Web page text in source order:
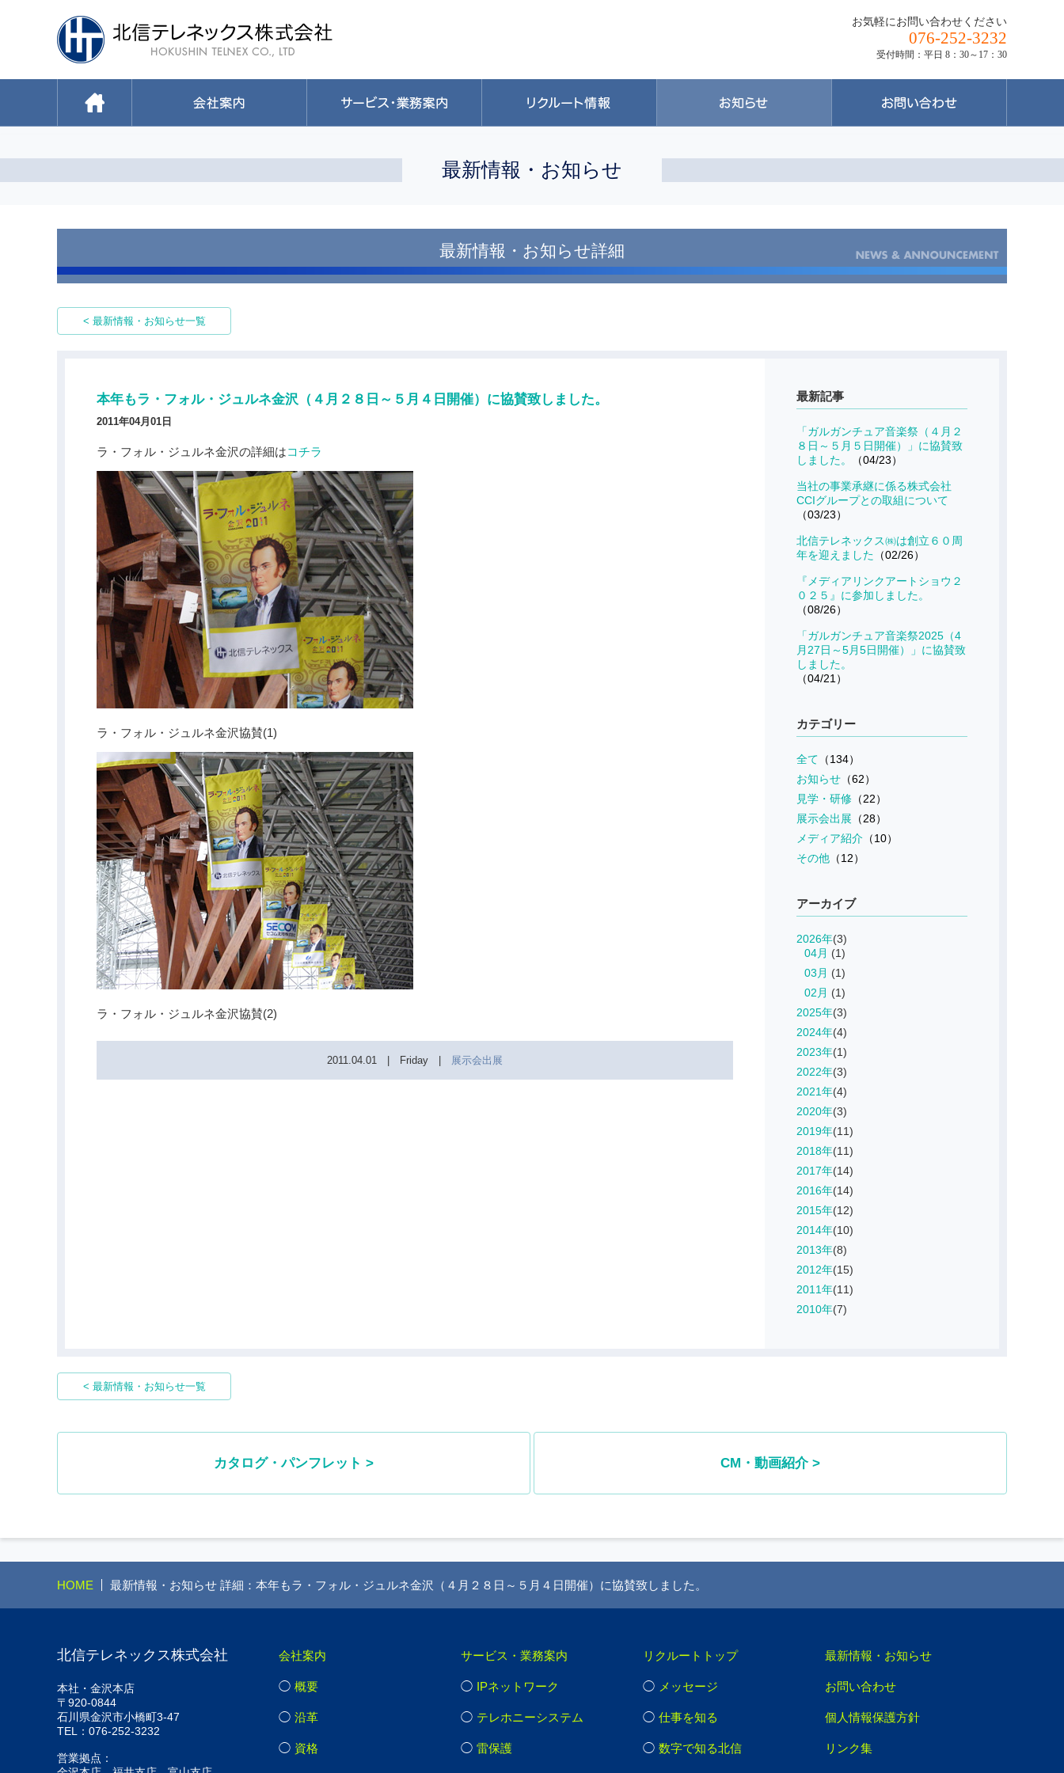
お気軽にお問い合わせください
076-252-3232
受付時間：平日 8：30～17：30
最新情報・お知らせ
最新情報・お知らせ詳細
< 最新情報・お知らせ一覧
本年もラ・フォル・ジュルネ金沢（４月２８日～５月４日開催）に協賛致しました。
2011年04月01日
ラ・フォル・ジュルネ金沢の詳細はコチラ
ラ・フォル・ジュルネ金沢協賛(1)
ラ・フォル・ジュルネ金沢協賛(2)
2011.04.01 | Friday | 展示会出展
最新記事
「ガルガンチュア音楽祭（４月２
８日～５月５日開催）」に協賛致
しました。
（04/23）
当社の事業承継に係る株式会社
CCIグループとの取組について
（03/23）
北信テレネックス㈱は創立６０周
年を迎えました （02/26）
『メディアリンクアートショウ２
０２５』に参加しました。
（08/26）
「ガルガンチュア音楽祭2025（4
月27日～5月5日開催）」に協賛致
しました。
（04/21）
カテゴリー
全て （134）
お知らせ （62）
見学・研修 （22）
展示会出展 （28）
メディア紹介 （10）
その他 （12）
アーカイブ
2026年(3)
04月 (1)
03月 (1)
02月 (1)
2025年(3)
2024年(4)
2023年(1)
2022年(3)
2021年(4)
2020年(3)
2019年(11)
2018年(11)
2017年(14)
2016年(14)
2015年(12)
2014年(10)
2013年(8)
2012年(15)
2011年(11)
2010年(7)
< 最新情報・お知らせ一覧
カタログ・パンフレット > CM・動画紹介 >
HOME 最新情報・お知らせ 詳細：本年もラ・フォル・ジュルネ金沢（４月２８日～５月４日開催）に協賛致しました。
会社案内
概要
沿革
資格
サービス・業務案内
IPネットワーク
テレホニーシステム
雷保護
リクルートトップ
メッセージ
仕事を知る
数字で知る北信
最新情報・お知らせ
お問い合わせ
個人情報保護方針
リンク集
北信テレネックス株式会社
本社・金沢本店
〒920-0844
石川県金沢市小橋町3-47
TEL：076-252-3232
営業拠点：